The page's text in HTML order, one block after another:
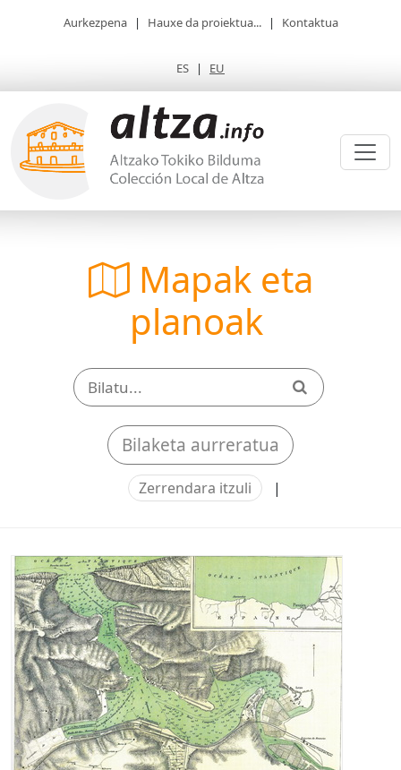
Aurkezpena | Hauxe da proiektua... | Kontaktua
ES | EU
Mapak eta
planoak
Bilaketa aurreratua
Zerrendara itzuli |